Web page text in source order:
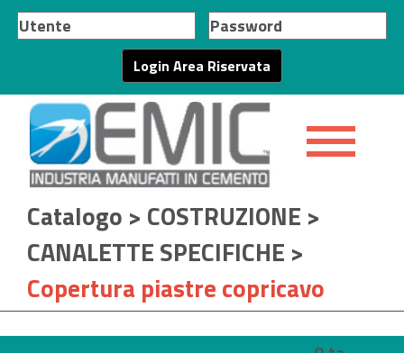
Catalogo > COSTRUZIONE >
CANALETTE SPECIFICHE >
Copertura piastre copricavo